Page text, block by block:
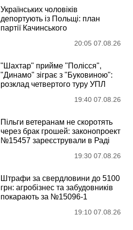
Українських чоловіків
депортують із Польщі: план
партії Качинського
20:05 07.08.26
"Шахтар" прийме "Полісся",
"Динамо" зіграє з "Буковиною":
розклад четвертого туру УПЛ
19:40 07.08.26
Пільги ветеранам не скоротять
через брак грошей: законопроект
№15457 зареєстрували в Раді
19:30 07.08.26
Штрафи за свердловини до 5100
грн: агробізнес та забудовників
покарають за №15096-1
19:10 07.08.26